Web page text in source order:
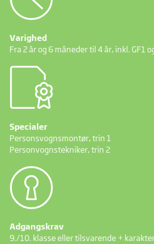
Marketing cookies bruges til at spore brugere
websites. Hensigten er at vise annoncer, der
værdifulde for udgivere og tredjeparts-
Varighed
Fra 2 år og 6 måneder til 4 år, inkl. GF1
Specialer
Personsvognsmontør, trin 1
Personvognstekniker, trin 2
Adgangskrav
9./10. klasse eller tilsvarende +